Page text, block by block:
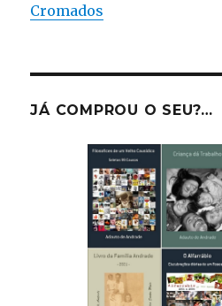
Cromados
JÁ COMPROU O SEU?…